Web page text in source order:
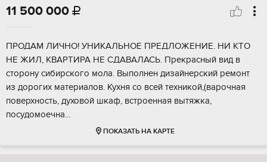
11 500 000 
ПРОДАМ ЛИЧНО! УНИКАЛЬНОЕ ПРЕДЛОЖЕНИЕ. НИ КТО
НЕ ЖИЛ, КВАРТИРА НЕ СДАВАЛАСЬ. Прекрасный вид в
сторону сибирского мола. Выполнен дизайнерский ремонт
из дорогих материалов. Кухня со всей техникой,(варочная
поверхность, духовой шкаф, встроенная вытяжка,
посудомоечна...
ПОКАЗАТЬ НА КАРТЕ